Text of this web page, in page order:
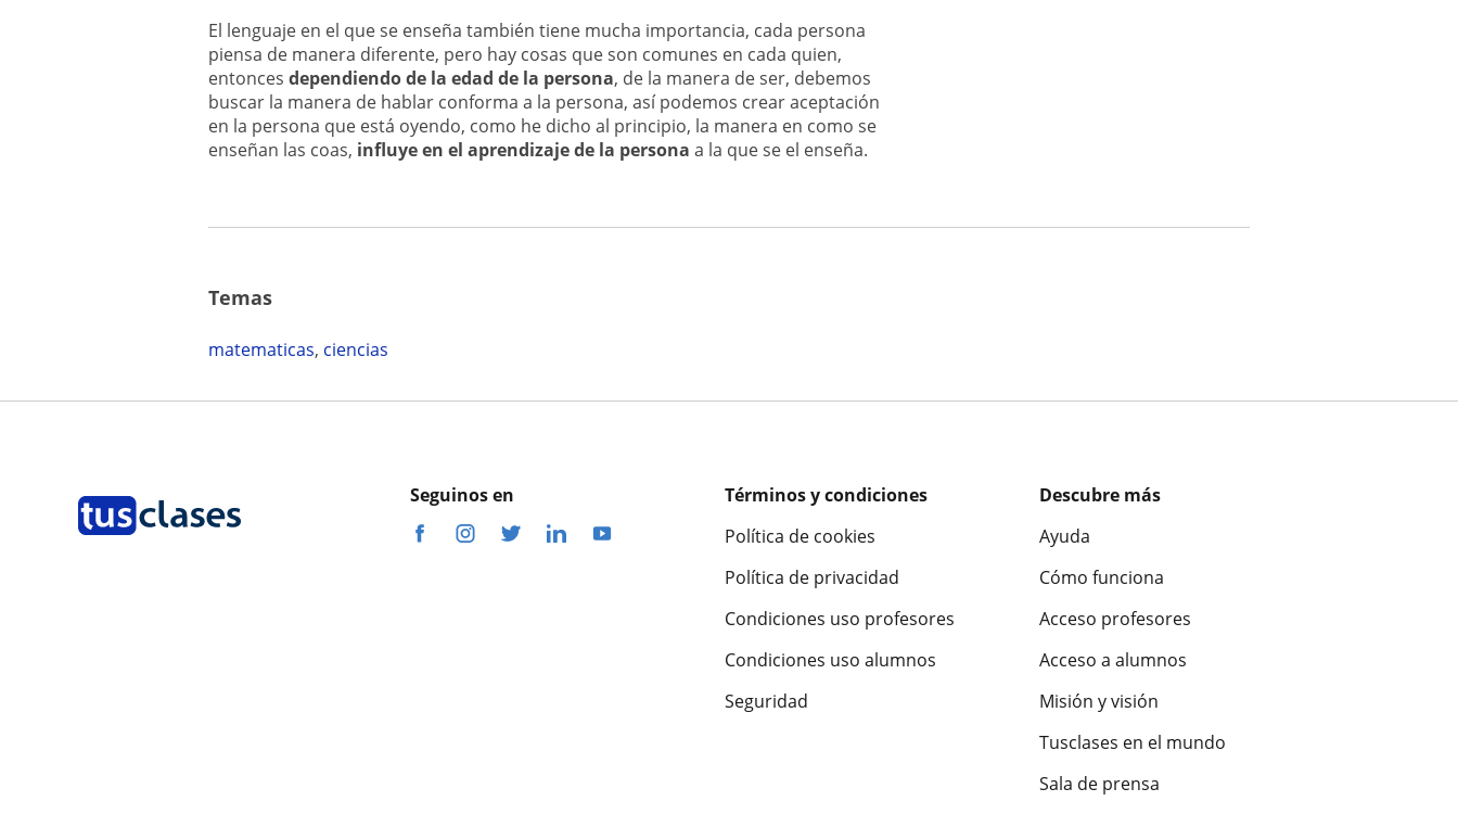
El lenguaje en el que se enseña también tiene mucha importancia, cada persona
piensa de manera diferente, pero hay cosas que son comunes en cada quien,
entonces dependiendo de la edad de la persona, de la manera de ser, debemos
buscar la manera de hablar conforma a la persona, así podemos crear aceptación
en la persona que está oyendo, como he dicho al principio, la manera en como se
enseñan las coas, influye en el aprendizaje de la persona a la que se el enseña.
Temas
matematicas, ciencias
Seguinos en
Términos y condiciones
Política de cookies
Política de privacidad
Condiciones uso profesores
Condiciones uso alumnos
Seguridad
Descubre más
Ayuda
Cómo funciona
Acceso profesores
Acceso a alumnos
Misión y visión
Tusclases en el mundo
Sala de prensa